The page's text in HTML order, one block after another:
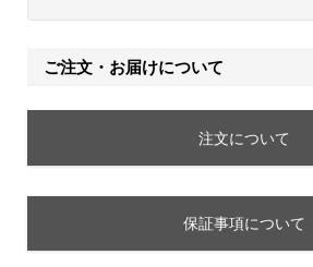
ご注文・お届けについて
注文について
保証事項について